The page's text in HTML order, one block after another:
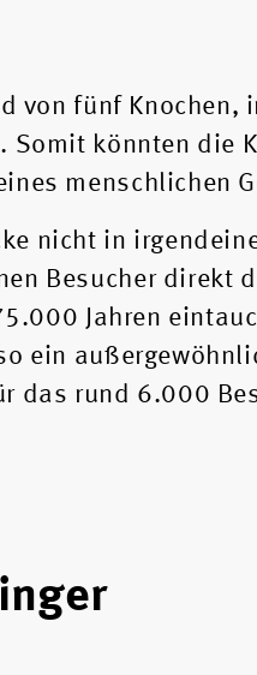
von fünf Knochen,
könnten die
menschlichen
nicht in
Besucher direkt
Jahren
ein
das rund 6.000